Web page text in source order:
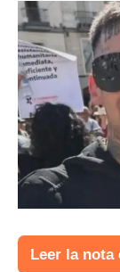
Leer la nota